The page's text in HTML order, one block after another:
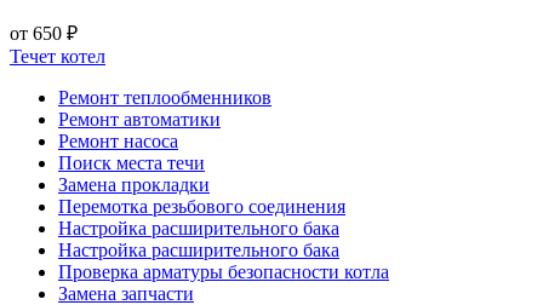
от 650 ₽
Течет котел
Ремонт теплообменников
Ремонт автоматики
Ремонт насоса
Поиск места течи
Замена прокладки
Перемотка резьбового соединения
Настройка расширительного бака
Настройка расширительного бака
Проверка арматуры безопасности котла
Замена запчасти